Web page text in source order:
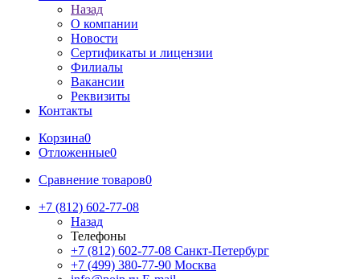
Назад
О компании
Новости
Сертификаты и лицензии
Филиалы
Вакансии
Реквизиты
Контакты
Корзина0
Отложенные0
Сравнение товаров0
+7 (812) 602-77-08
Назад
Телефоны
+7 (812) 602-77-08 Санкт-Петербург
+7 (499) 380-77-90 Москва